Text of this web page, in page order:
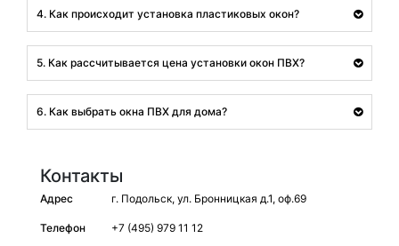
4. Как происходит установка пластиковых окон?
5. Как рассчитывается цена установки окон ПВХ?
6. Как выбрать окна ПВХ для дома?
Контакты
Адрес г. Подольск, ул. Бронницкая д.1, оф.69
Телефон +7 (495) 979 11 12